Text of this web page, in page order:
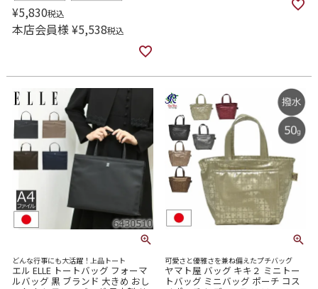
¥5,830税込
本店会員様¥5,538税込
どんな行事にも大活躍！上品トート
エル ELLE トートバッグ フォーマ
ルバッグ 黒 ブランド 大きめ おし
可愛さと優雅さを兼ね備えたプチバッグ
ヤマト屋 バッグ キキ２ ミニトー
トバッグ ミニバッグ ポーチ コス